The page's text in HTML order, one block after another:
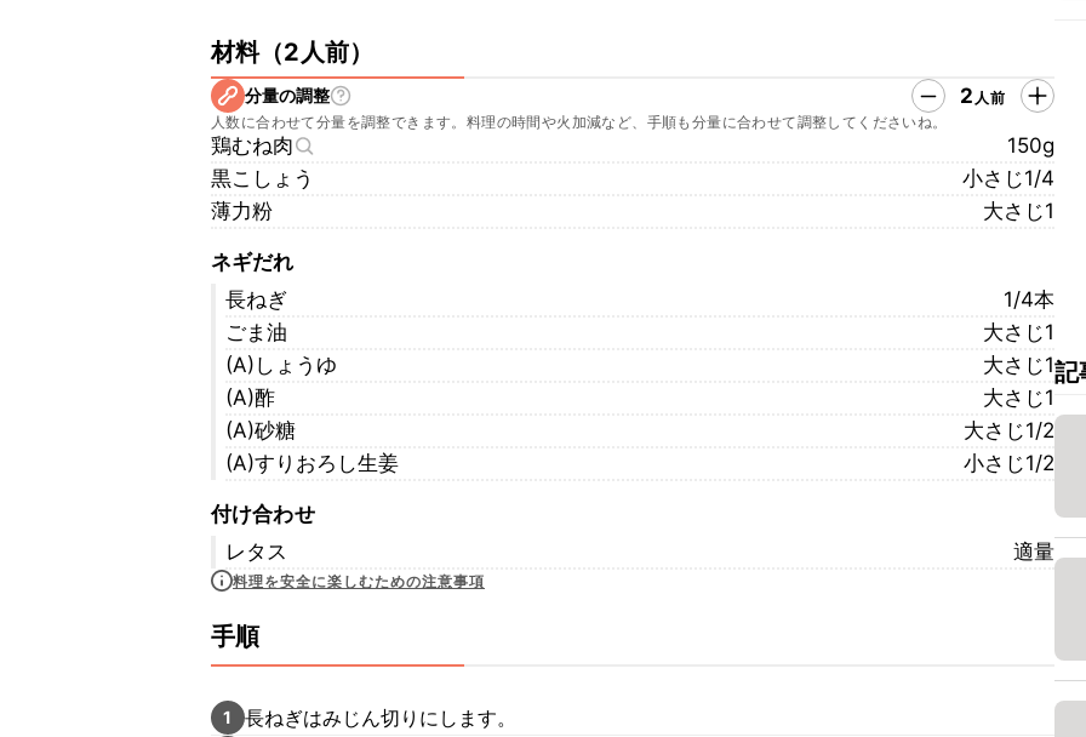
材料（2人前）
分量の調整 2 人前
人数に合わせて分量を調整できます。料理の時間や火加減など、手順も分量に合わせて調整してくださいね。
鶏むね肉
150g
黒こしょう
小さじ1/4
薄力粉
大さじ1
ネギだれ
長ねぎ
1/4本
ごま油
大さじ1
(A)しょうゆ
大さじ1
(A)酢
大さじ1
(A)砂糖
大さじ1/2
(A)すりおろし生姜
小さじ1/2
付け合わせ
レタス
適量
料理を安全に楽しむための注意事項
手順
1 長ねぎはみじん切りにします。
記